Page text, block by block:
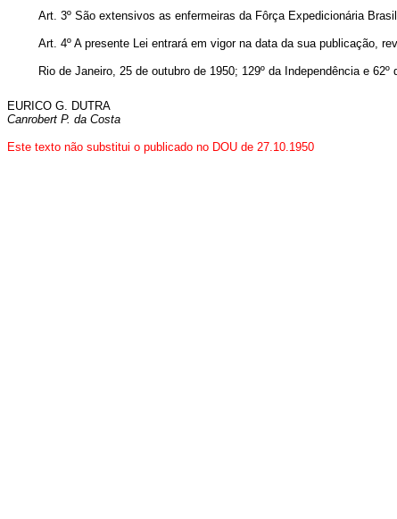
Art. 3º São extensivos as enfermeiras da Fôrça Expedicionária
Art. 4º A presente Lei entrará em vigor na data da sua publicação,
Rio de Janeiro, 25 de outubro de 1950; 129º da Independência e 62º
EURICO G. DUTRA
Canrobert P. da Costa
Este texto não substitui o publicado no DOU de 27.10.1950